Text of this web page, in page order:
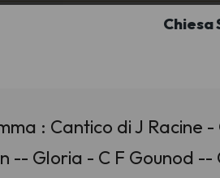
Chiesa
: Cantico di J Racine
-- Gloria - C F Gounod